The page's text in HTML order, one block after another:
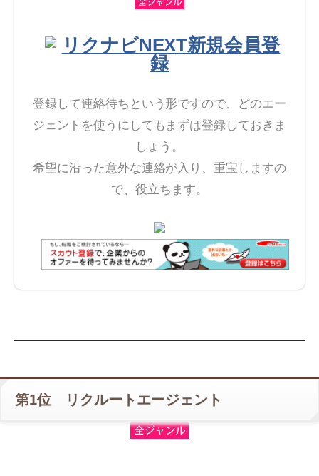
リクナビNEXT新規会員登
録
登録して連絡待ちという形ですので、どのエー
ジェントを使うにしてもまずは登録しておきま
しょう。
希望に沿った意外な連絡が入り、重宝しますの
で、役立ちます。
第1位 リクルートエージェント